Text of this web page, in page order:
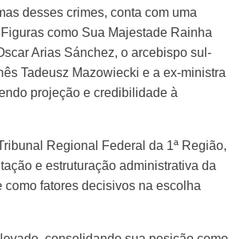
desses crimes, conta com uma
como Sua Majestade Rainha
Arias Sánchez, o arcebispo sul-
Tadeusz Mazowiecki e a ex-ministra
projeção e credibilidade à
Regional Federal da 1ª Região,
e estruturação administrativa da
fatores decisivos na escolha